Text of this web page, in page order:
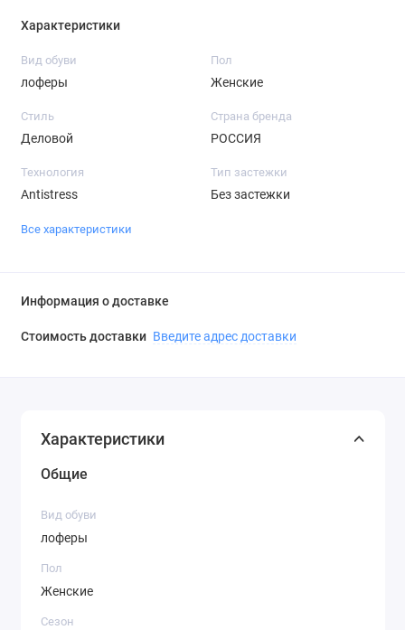
Характеристики
Вид обуви
лоферы
Пол
Женские
Стиль
Деловой
Страна бренда
РОССИЯ
Технология
Antistress
Тип застежки
Без застежки
Все характеристики
Информация о доставке
Стоимость доставки Введите адрес доставки
Характеристики
Общие
Вид обуви
лоферы
Пол
Женские
Сезон